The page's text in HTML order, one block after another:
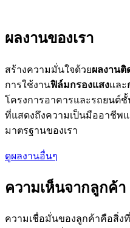
ผลงานของเรา
สร้างความมั่นใจด้วยผลงานติ
การใช้งานฟิล์มกรองแสงและ
โครงการอาคารและรถยนต์
ที่แสดงถึงความเป็นมืออาชีพ
มาตรฐานของเรา
ดูผลงานอื่นๆ
ความเห็นจากลูกค้า
ความเชื่อมั่นของลูกค้าคือสิ่ง